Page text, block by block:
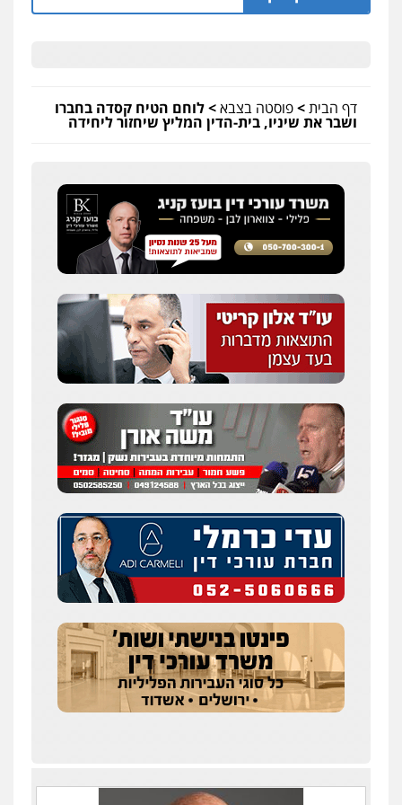
דף הבית>פוסטה בצבא>לוחם הטיח קסדה בחברו
ושבר את שיניו, בית-הדין המליץ שיחזור ליחידה